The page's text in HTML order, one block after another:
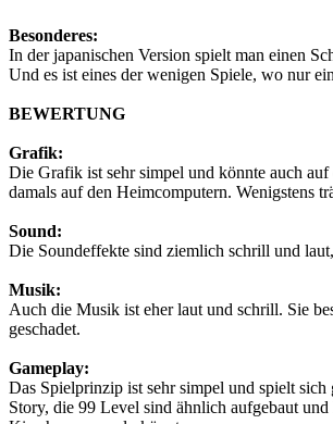
Besonderes:
In der japanischen Version spielt man einen
Und es ist eines der wenigen Spiele, wo nur
BEWERTUNG
Grafik:
Die Grafik ist sehr simpel und könnte auch auf
damals auf den Heimcomputern. Wenigstens
Sound:
Die Soundeffekte sind ziemlich schrill und
Musik:
Auch die Musik ist eher laut und schrill. Sie
geschadet.
Gameplay:
Das Spielprinzip ist sehr simpel und spielt
Story, die 99 Level sind ähnlich aufgebaut